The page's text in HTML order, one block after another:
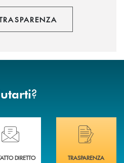
?
di assistenza immediata?
DIRETTO
Hai bisogno di
TRASPARENZA